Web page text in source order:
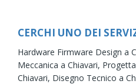
CERCHI UNO DEI
Hardware Firmware Design a
Meccanica a Chiavari,
Chiavari, Disegno Tecnico a